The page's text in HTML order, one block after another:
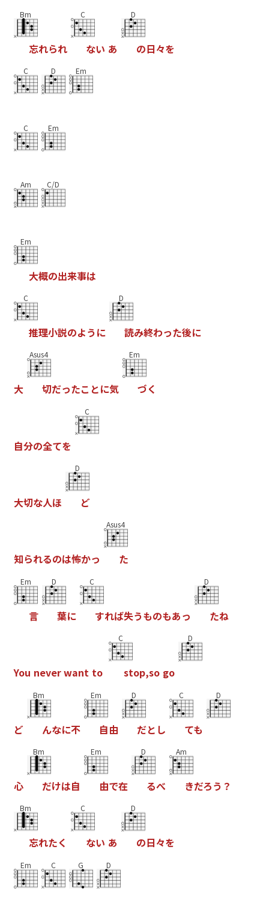
Bm
忘れられ
C
ない あ
D
の日々を
C D Em
C Em
Am C/D
Em
大概の出来事は
C
推理小説のよう に
D
読み終わった後に
大
Asus4
切だったこ とに気
Em
づく
自分の全てを
C
大切な人ほ
D
ど
知られるのは怖かっ
Asus4
た
Em
言
D
葉に
C
すれば失うものもあっ
D
たね
You neverwant to
C
stop,so go
D
ど
Bm
んなに不
Em
自由
D
だと し
C
ても
D
心
Bm
だけは自
Em
由で在
D
るべ
Am
きだろう ？
Bm
忘れたく
C
ない あ
D
の日々を
Em C G D